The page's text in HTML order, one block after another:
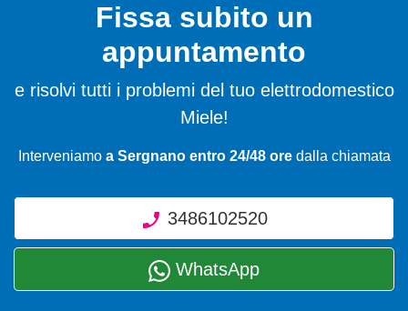
Fissa subito un
appuntamento
e risolvi tutti i problemi del tuo elettrodomestico
Miele!
Interveniamo a Sergnano entro 24/48 oredalla chiamata
3486102520
WhatsApp